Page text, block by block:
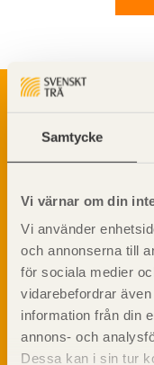
Samtycke
Vi värnar om din
Vi använder
och annonserna till
för sociala medier
vidarebefordrar
information från din
annons- och
Dessa kan i sin tur
Om trä
Skogsbruk
Barrträdets
Träbaserade
Kemisk
Fakta om Limträ
Byggfysik
Fukt
Värmeisolering
TräGuiden är den
Prenumerera på